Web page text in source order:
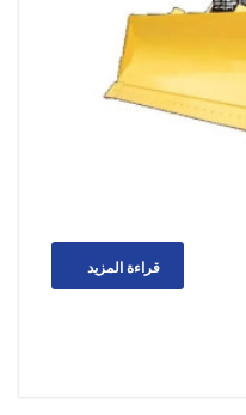
قراءة المزيد